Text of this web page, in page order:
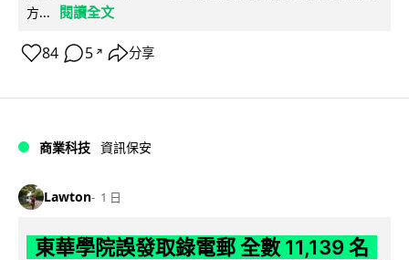
方...
閱讀全文
84 5 ↗ 分享
商業科技 資訊保安
Lawton 1 日
東華學院誤發取錄電郵 全數 11,139 名